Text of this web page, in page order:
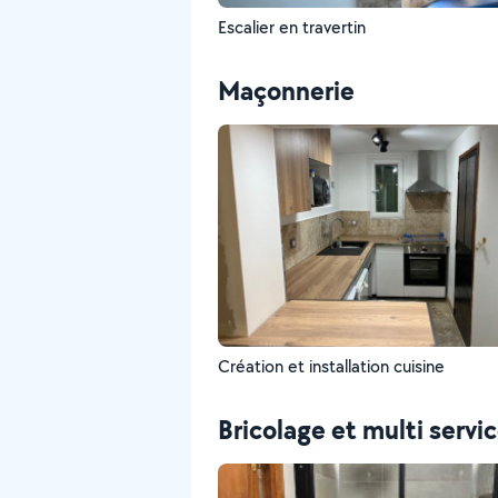
Escalier en travertin
Maçonnerie
Création et installation cuisine
Bricolage et multi